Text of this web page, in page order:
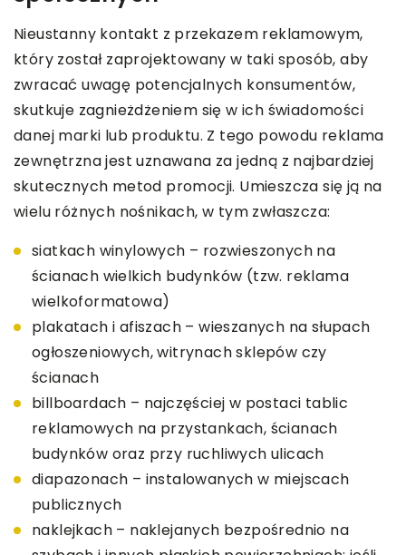
Nieustanny kontakt z przekazem reklamowym,
który został zaprojektowany w taki sposób, aby
zwracać uwagę potencjalnych konsumentów,
skutkuje zagnieżdżeniem się w ich świadomości
danej marki lub produktu. Z tego powodu reklama
zewnętrzna jest uznawana za jedną z najbardziej
skutecznych metod promocji. Umieszcza się ją na
wielu różnych nośnikach, w tym zwłaszcza:
siatkach winylowych – rozwieszonych na
ścianach wielkich budynków (tzw. reklama
wielkoformatowa)
plakatach i afiszach – wieszanych na słupach
ogłoszeniowych, witrynach sklepów czy
ścianach
billboardach – najczęściej w postaci tablic
reklamowych na przystankach, ścianach
budynków oraz przy ruchliwych ulicach
diapazonach – instalowanych w miejscach
publicznych
naklejkach – naklejanych bezpośrednio na